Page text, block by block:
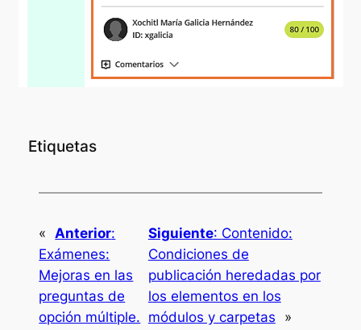
Etiquetas
« Anterior:
Exámenes:
Mejoras en las
preguntas de
opción múltiple.
Siguiente: Contenido:
Condiciones de
publicación heredadas por
los elementos en los
módulos y carpetas
»